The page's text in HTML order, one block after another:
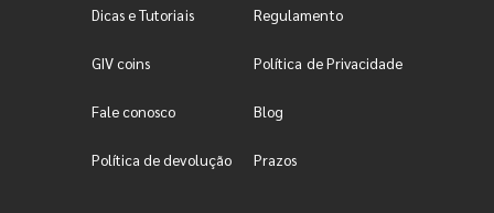
Dicas e Tutoriais Regulamento
GIV coins Política de Privacidade
Fale conosco Blog
Política de devolução Prazos